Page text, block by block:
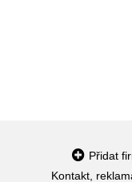
Přidat
Kontakt,